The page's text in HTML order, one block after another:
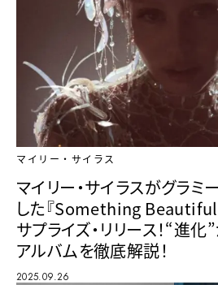
マイリー・サイラス
マイリー・サイラスがグラ
した『Something Beautiful
サプライズ・リリース！“進
アルバムを徹底解説！
2025.09.26